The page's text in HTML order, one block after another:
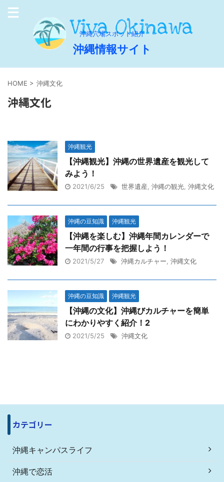
沖縄穴場スポット紹介
沖縄情報サイト
HOME > 沖縄文化
沖縄文化
沖縄観光
【沖縄観光】沖縄の世界遺産を観光して
みよう！
2021/6/25 世界遺産 沖縄の観光 沖縄文化
沖縄の豆知識 沖縄観光
【沖縄を楽しむ】沖縄年間カレンダーで
一年間の行事を把握しよう！
2021/5/27 沖縄カルチャー 沖縄文化
沖縄の豆知識 沖縄観光
【沖縄の文化】沖縄びカルチャーを簡単
にわかりやすく紹介！2
2021/5/25 沖縄文化
カテゴリー
沖縄キャンパスライフ
沖縄で恋活